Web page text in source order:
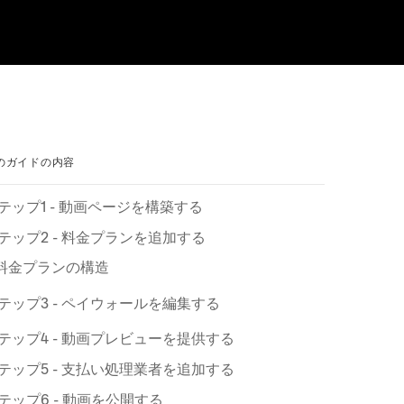
ガイドの内容
ップ1 - 動画ペ⁠ージを構築する
ップ2 - 料金プランを追加する
金プランの構造
ップ3 - ペイウ⁠ォ⁠ールを編集する
ップ4 - 動画プレビ⁠ュ⁠ーを提供する
ップ5 - 支払い処理業者を追加する
ップ6 - 動画を公開する